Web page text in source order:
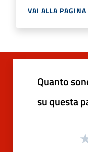
VAI ALLA PAGINA
Quanto
su questa